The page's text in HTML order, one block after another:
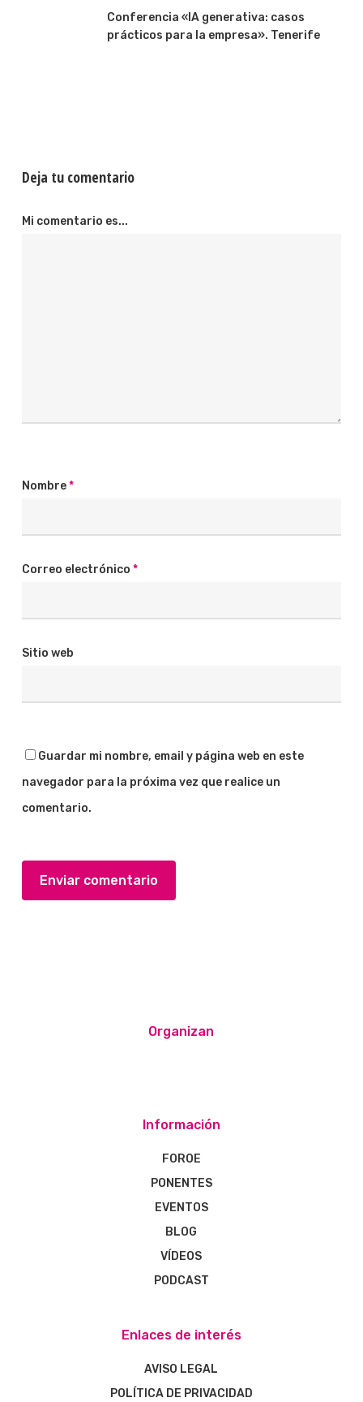
Conferencia «IA generativa: casos
prácticos para la empresa». Tenerife
Deja tu comentario
Mi comentario es...
Nombre*
Correo electrónico *
Sitio web
Guardar mi nombre, email y página web en este
navegador para la próxima vez que realice un
comentario.
Organizan
Información
FOROE
PONENTES
EVENTOS
BLOG
VÍDEOS
PODCAST
Enlaces de interés
AVISO LEGAL
POLÍTICA DE PRIVACIDAD